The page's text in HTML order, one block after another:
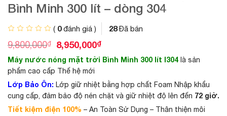
Bình Minh 300 lít – dòng 304
( 0đánh giá ) 28Đã bán
9,800,000₫
G
á
g
ố
c
l
à
8,950,000₫G
á
i
ệ
n
t
Máy nước nóng mặt trời Bình Minh 300 lít I304 là sản
phẩm cao cấp Thế hệ mới
Lớp Bảo Ôn: Lớp giữ nhiệt bằng hợp chất Foam Nhập khẩu
cung cấp, đảm bảo độ nén chặt và giữ nhiệt độ lên đến 72 giờ.
Tiết kiệm điện 100% – An Toàn Sử Dụng – Thân thiện môi